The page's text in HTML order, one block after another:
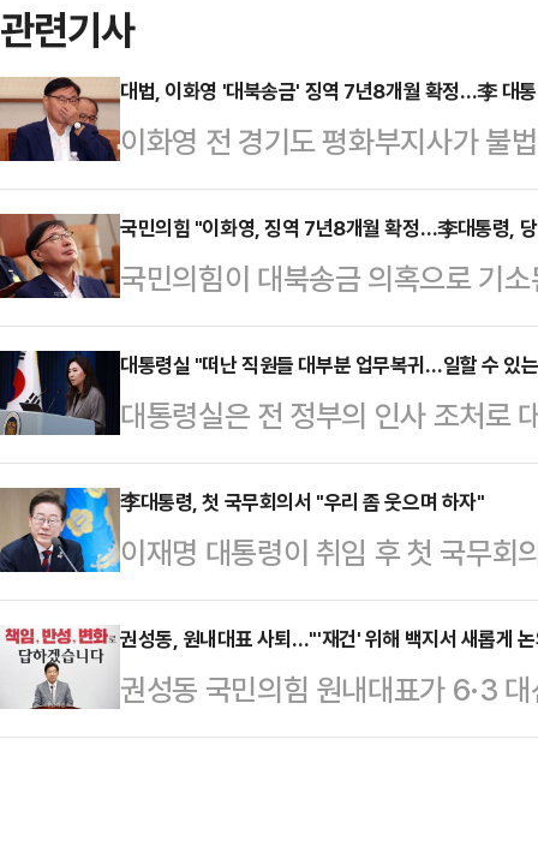
관련기사
대법, 이화영 '대북송금' 징역 7년8개월 확정…李 대
이화영 전 경기도 평화부지사가 불
확정 받았다. 이 전 부지사는 이재
울 그룹으로부터 억대 뇌물을 받고
재판을 받아 왔다.5일 법조계에 따
관)는 특정범죄 가중처벌법상 뇌물
7년8개월과 벌금 2억5000만원,
을 확정했다.앞서 검찰은 이 전 부
그룹으로부터…
국민의힘 "이화영, 징역 7년8개월 확정…李대통령,
국민의힘이 대북송금 의혹으로 기
서 7년 8개월의 징역형을 확정 받
에 자신이 있다면, 재판을 중지시킬
다"고 촉구했다.나경원 국민의힘
법 대북송금으로 징역형을 확정 받
급하기로 한 스마트팜 사업비 500
러를 쌍방울 그룹이 대신 내도록 한
일탈이 아니다"라고 규…
대통령실 "떠난 직원들 대부분 업무복귀…일할 수 있
대통령실은 전 정부의 인사 조처로
령의 복귀 명령 하루 만에 대부분
령실 대변인은 5일 오전 브리핑에
업무에 복귀해 조금씩 일할 수 있
강 대변인은 "강훈식 비서실장은
관련한 사항들에 대해 소통할 예정
인선 발표에 앞서 "꼭 무덤 같다. 아
다. 컴퓨터도 …
李대통령, 첫 국무회의서 "우리 좀 웃으며 하자"
이재명 대통령이 취임 후 첫 국무회
하자"고 말했다.이재명 대통령은 5
의에서 모두발언에 앞서 사회자를
다. 좀 어색하죠?"라며 이같이 밝혔
국민들로부터 위임받은 업무를 하
권성동, 원내대표 사퇴…"'재건' 위해 백지서 새롭게
권성동 국민의힘 원내대표가 6·3
재건을 위해 백지에서 새롭게 논의